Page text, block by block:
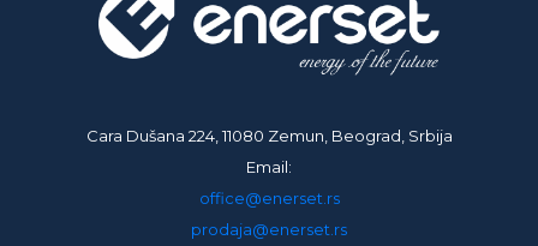
Cara Dušana 224, 11080 Zemun, Beograd, Srbija
Email:
office@enerset.rs
prodaja@enerset.rs